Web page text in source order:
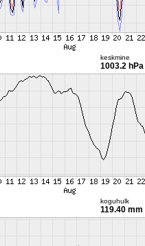
keskmine
1003.2 hPa
koguhulk
119.40 mm